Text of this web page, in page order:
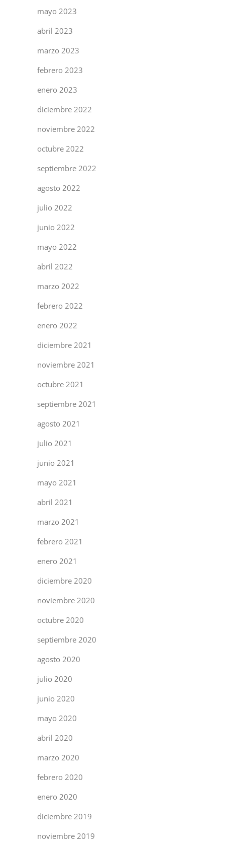
mayo 2023
abril 2023
marzo 2023
febrero 2023
enero 2023
diciembre 2022
noviembre 2022
octubre 2022
septiembre 2022
agosto 2022
julio 2022
junio 2022
mayo 2022
abril 2022
marzo 2022
febrero 2022
enero 2022
diciembre 2021
noviembre 2021
octubre 2021
septiembre 2021
agosto 2021
julio 2021
junio 2021
mayo 2021
abril 2021
marzo 2021
febrero 2021
enero 2021
diciembre 2020
noviembre 2020
octubre 2020
septiembre 2020
agosto 2020
julio 2020
junio 2020
mayo 2020
abril 2020
marzo 2020
febrero 2020
enero 2020
diciembre 2019
noviembre 2019